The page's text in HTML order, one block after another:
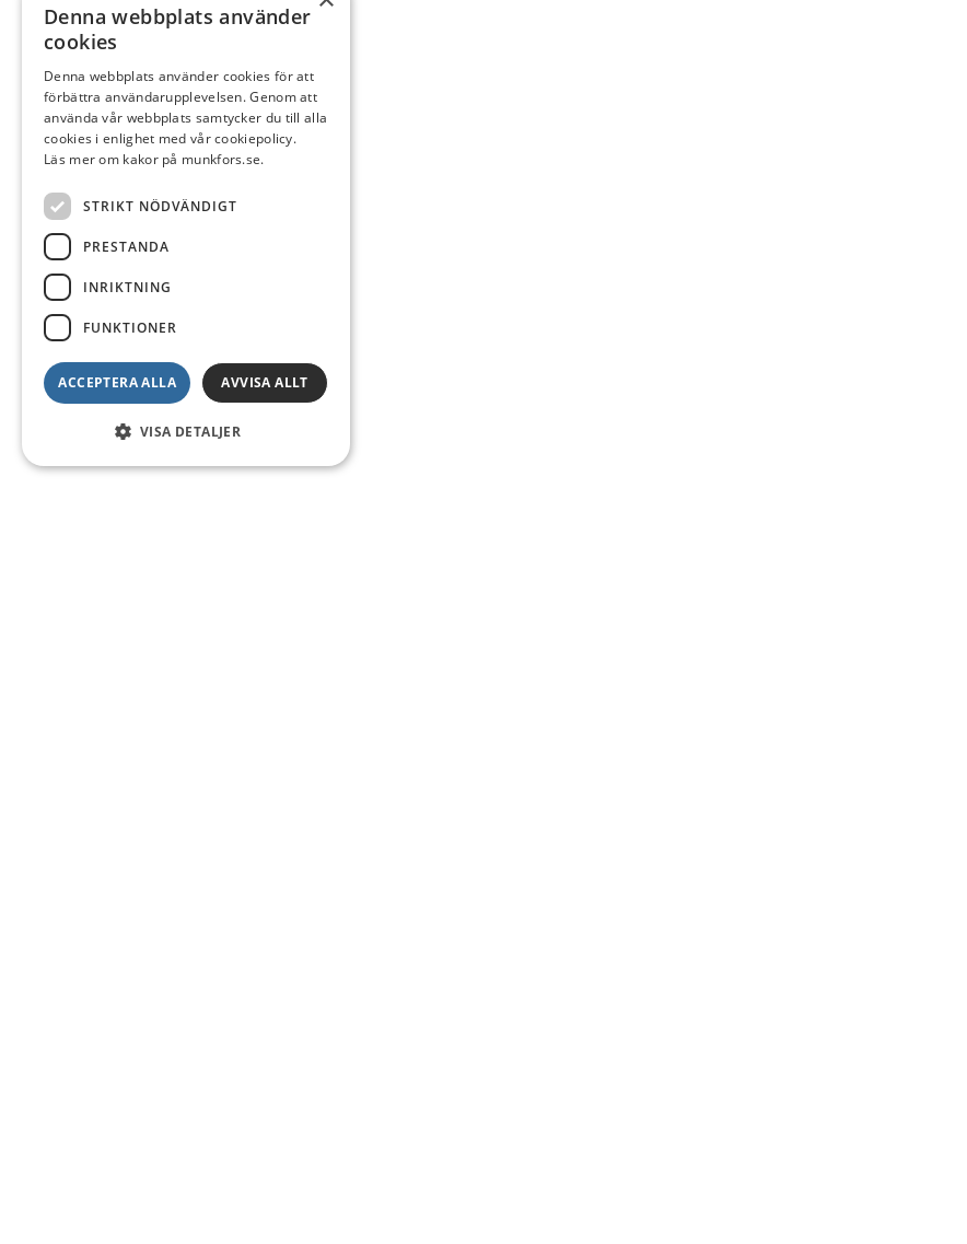
Denna webbplats använder
cookies
Denna webbplats använder cookies för att
förbättra användarupplevelsen. Genom att
använda vår webbplats samtycker du till alla
cookies i enlighet med vår cookiepolicy.
Läs mer om kakor på munkfors.se.
STRIKT NÖDVÄNDIGT
PRESTANDA
INRIKTNING
FUNKTIONER
ACCEPTERA ALLA AVVISA ALLT
VISA DETALJER